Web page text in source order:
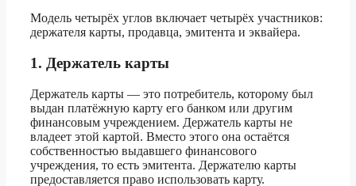
Модель четырёх углов включает четырёх участников:
держателя карты, продавца, эмитента и эквайера.
1. Держатель карты
Держатель карты — это потребитель, которому был
выдан платёжную карту его банком или другим
финансовым учреждением. Держатель карты не
владеет этой картой. Вместо этого она остаётся
собственностью выдавшего финансового
учреждения, то есть эмитента. Держателю карты
предоставляется право использовать карту.